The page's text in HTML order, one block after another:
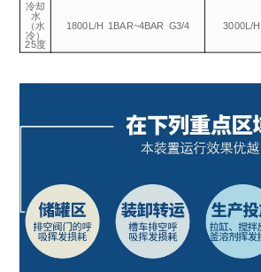
冷却
水
（水
冷）
25度
1800L/H 1BAR~4BAR G3/4 3000L/H